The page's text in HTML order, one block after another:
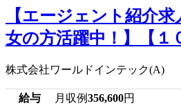
【エージェント紹介求
女の方活躍中！】【１
株式会社ワールドインテック(A)
給与 月収例356,600円